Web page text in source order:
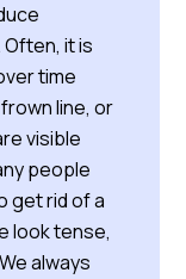
it is
time
line, or
visible
people
get rid of a
look tense,
always